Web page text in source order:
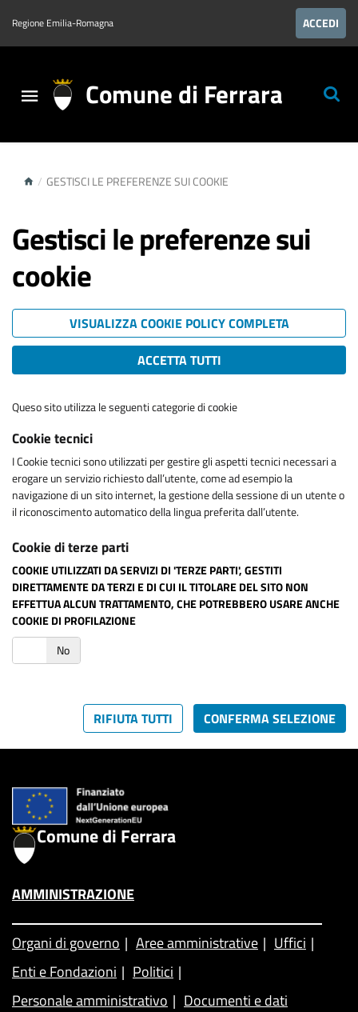
Regione Emilia-Romagna ACCEDI
Comune di Ferrara
/ GESTISCI LE PREFERENZE SUI COOKIE
Gestisci le preferenze sui
cookie
VISUALIZZA COOKIE POLICY COMPLETA
ACCETTA TUTTI
Queso sito utilizza le seguenti categorie di cookie
Cookie tecnici
I Cookie tecnici sono utilizzati per gestire gli aspetti tecnici necessari a
erogare un servizio richiesto dall’utente, come ad esempio la
navigazione di un sito internet, la gestione della sessione di un utente o
il riconoscimento automatico della lingua preferita dall’utente.
Cookie di terze parti
COOKIE UTILIZZATI DA SERVIZI DI 'TERZE PARTI', GESTITI
DIRETTAMENTE DA TERZI E DI CUI IL TITOLARE DEL SITO NON
EFFETTUA ALCUN TRATTAMENTO, CHE POTREBBERO USARE ANCHE
COOKIE DI PROFILAZIONE
No
RIFIUTA TUTTI CONFERMA SELEZIONE
Comune di Ferrara
AMMINISTRAZIONE
Organi di governo Aree amministrative
Uffici
Enti e Fondazioni
Politici
Personale amministrativo
Documenti e dati